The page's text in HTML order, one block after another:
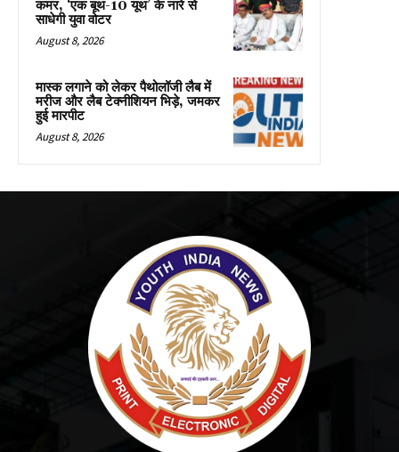
कमर, ‘एक बूथ-10 यूथ’ के नारे से
साधेगी युवा वोटर
August 8, 2026
मास्क लगाने को लेकर पैथोलॉजी लैब में
मरीज और लैब टेक्नीशियन भिड़े, जमकर
हुई मारपीट
August 8, 2026